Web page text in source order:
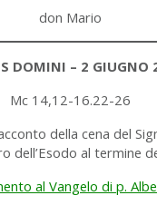
don Mario
DOMINI – 2 GIUGNO
Mc 14,12-16.22-26
della cena del
dell’Esodo al termine
al Vangelo di p.